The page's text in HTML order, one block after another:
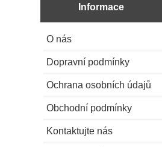
Informace
O nás
Dopravní podmínky
Ochrana osobních údajů
Obchodní podmínky
Kontaktujte nás